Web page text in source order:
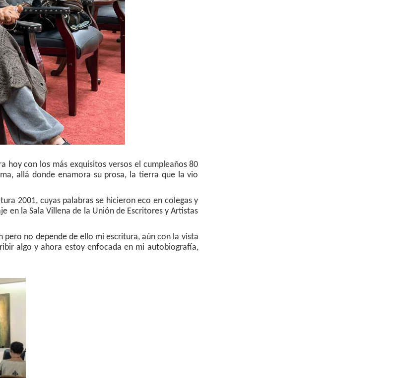
hoy con los más exquisitos versos el cumpleaños 80
allá donde enamora su prosa, la tierra que la vio
2001, cuyas palabras se hicieron eco en colegas y
en la Sala Villena de la Unión de Escritores y Artistas
pero no depende de ello mi escritura, aún con la vista
algo y ahora estoy enfocada en mi autobiografía,